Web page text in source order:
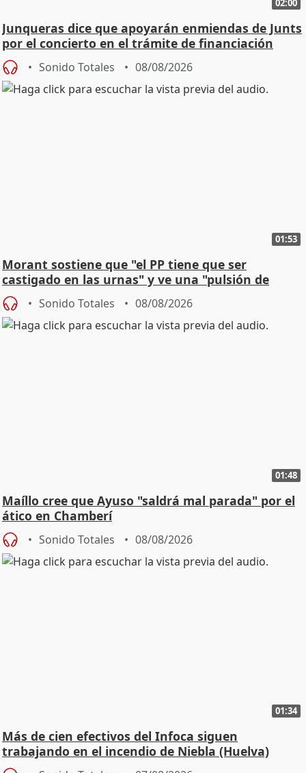
02:00
Junqueras dice que apoyarán enmiendas de Junts
por el concierto en el trámite de financiación
Sonido Totales 08/08/2026
01:53
Morant sostiene que "el PP tiene que ser
castigado en las urnas" y ve una "pulsión de
cambio"
Sonido Totales 08/08/2026
01:48
Maíllo cree que Ayuso "saldrá mal parada" por el
ático en Chamberí
Sonido Totales 08/08/2026
01:34
Más de cien efectivos del Infoca siguen
trabajando en el incendio de Niebla (Huelva)